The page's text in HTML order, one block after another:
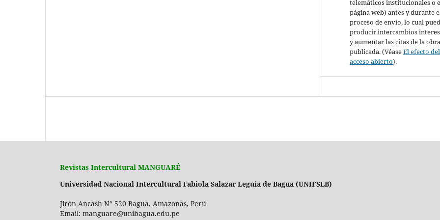
telemáticos institucionales o
página web) antes y durante
proceso de envío, lo cual
producir intercambios
y aumentar las citas de la obra
publicada. (VéaseEl efecto del
acceso abierto).
Revistas Intercultural MANGUARÉ
Universidad Nacional Intercultural Fabiola Salazar Leguía de Bagua (UNIFSLB)
Jirón Ancash N° 520 Bagua, Amazonas, Perú
Email: manguare@unibagua.edu.pe